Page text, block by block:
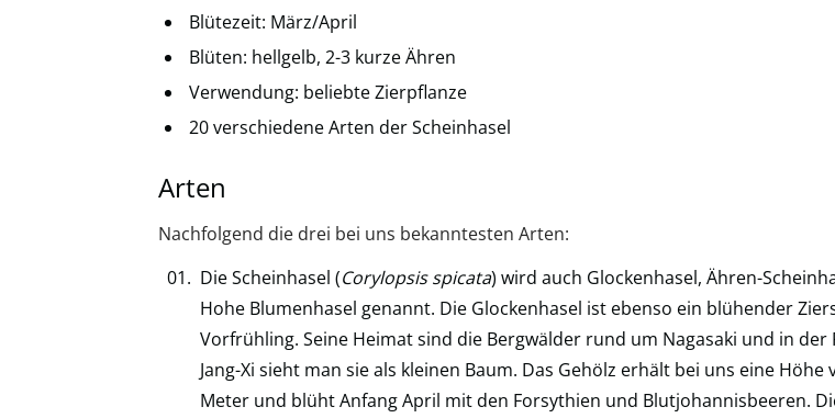
Blütezeit: März/April
Blüten: hellgelb, 2-3 kurze Ähren
Verwendung: beliebte Zierpflanze
20 verschiedene Arten der Scheinhasel
Arten
Nachfolgend die drei bei uns bekanntesten Arten:
Die Scheinhasel (Corylopsis spicata) wird auch Glockenhasel, Ähren-
Hohe Blumenhasel genannt. Die Glockenhasel ist ebenso ein blühender
Vorfrühling. Seine Heimat sind die Bergwälder rund um Nagasaki und in der
Jang-Xi sieht man sie als kleinen Baum. Das Gehölz erhält bei uns eine Höhe
Meter und blüht Anfang April mit den Forsythien und Blutjohannisbeeren.